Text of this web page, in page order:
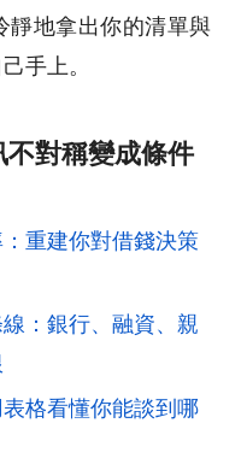
靜地拿出你的清單與
手上。
對稱變成條件
重建你對借錢決策
：銀行、融資、親
格看懂你能談到哪